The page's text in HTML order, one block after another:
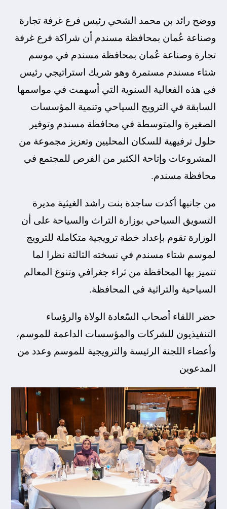
ووضح رائد بن محمد الشحي رئيس فرع غرفة تجارة
وصناعة عُمان بمحافظة مسندم أن شراكة فرع غرفة
تجارة وصناعة عُمان بمحافظة مسندم في موسم
شتاء مسندم مستمرة وهو شريك استراتيجي رئيس
في هذه الفعالية السنوية التي أسهمت في مواسمها
السابقة في الترويج السياحي وتنمية المؤسسات
الصغيرة والمتوسطة في محافظة مسندم وتوفير
حلول ترفيهية للسكان المحليين وتعزيز مجموعة من
المشروعات وإتاحة الكثير من الفرص للمجتمع في
محافظة مسندم.
من جانبها أكدت ساجدة بنت راشد الغيثية مديرة
التسويق السياحي بوزارة التراث والسياحة على أن
الوزارة تقوم بإعداد خطة ترويجية متكاملة للترويج
لموسم شتاء مسندم في نسخته الثالثة نظرا لما
تتميز بها المحافظة من ثراء جغرافي وتنوع المعالم
السياحية والتراثية في المحافظة.
حضر اللقاء أصحاب السّعادة الولاة والرؤساء
التنفيذيون للشركات والمؤسسات الداعمة للموسم،
وأعضاء اللجنة الرئيسة والترويجية للموسم وعدد من
المدعوين